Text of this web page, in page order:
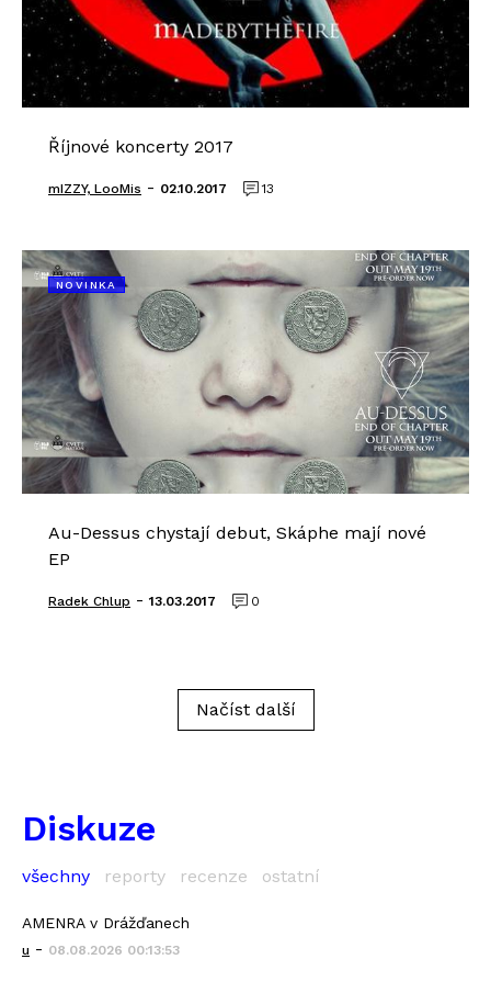
Říjnové koncerty 2017
mIZZY, LooMis - 02.10.2017 13
NOVINKA
Au-Dessus chystají debut, Skáphe mají nové
EP
Radek Chlup - 13.03.2017 0
Načíst další
Diskuze
všechny reporty recenze ostatní
AMENRA v Drážďanech
u - 08.08.2026 00:13:53